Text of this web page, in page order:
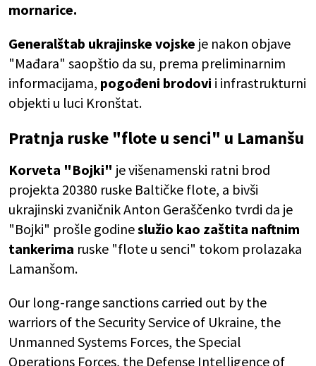
mornarice.
Generalštab ukrajinske vojske je nakon objave
"Mađara" saopštio da su, prema preliminarnim
informacijama, pogođeni brodovi i infrastrukturni
objekti u luci Kronštat.
Pratnja ruske "flote u senci" u Lamanšu
Korveta "Bojki" je višenamenski ratni brod
projekta 20380 ruske Baltičke flote, a bivši
ukrajinski zvaničnik Anton Geraščenko tvrdi da je
"Bojki" prošle godineslužio kao zaštita naftnim
tankerima ruske "flote u senci" tokom prolazaka
Lamanšom.
Our long-range sanctions carried out by the
warriors of the Security Service of Ukraine, the
Unmanned Systems Forces, the Special
Operations Forces, the Defense Intelligence of